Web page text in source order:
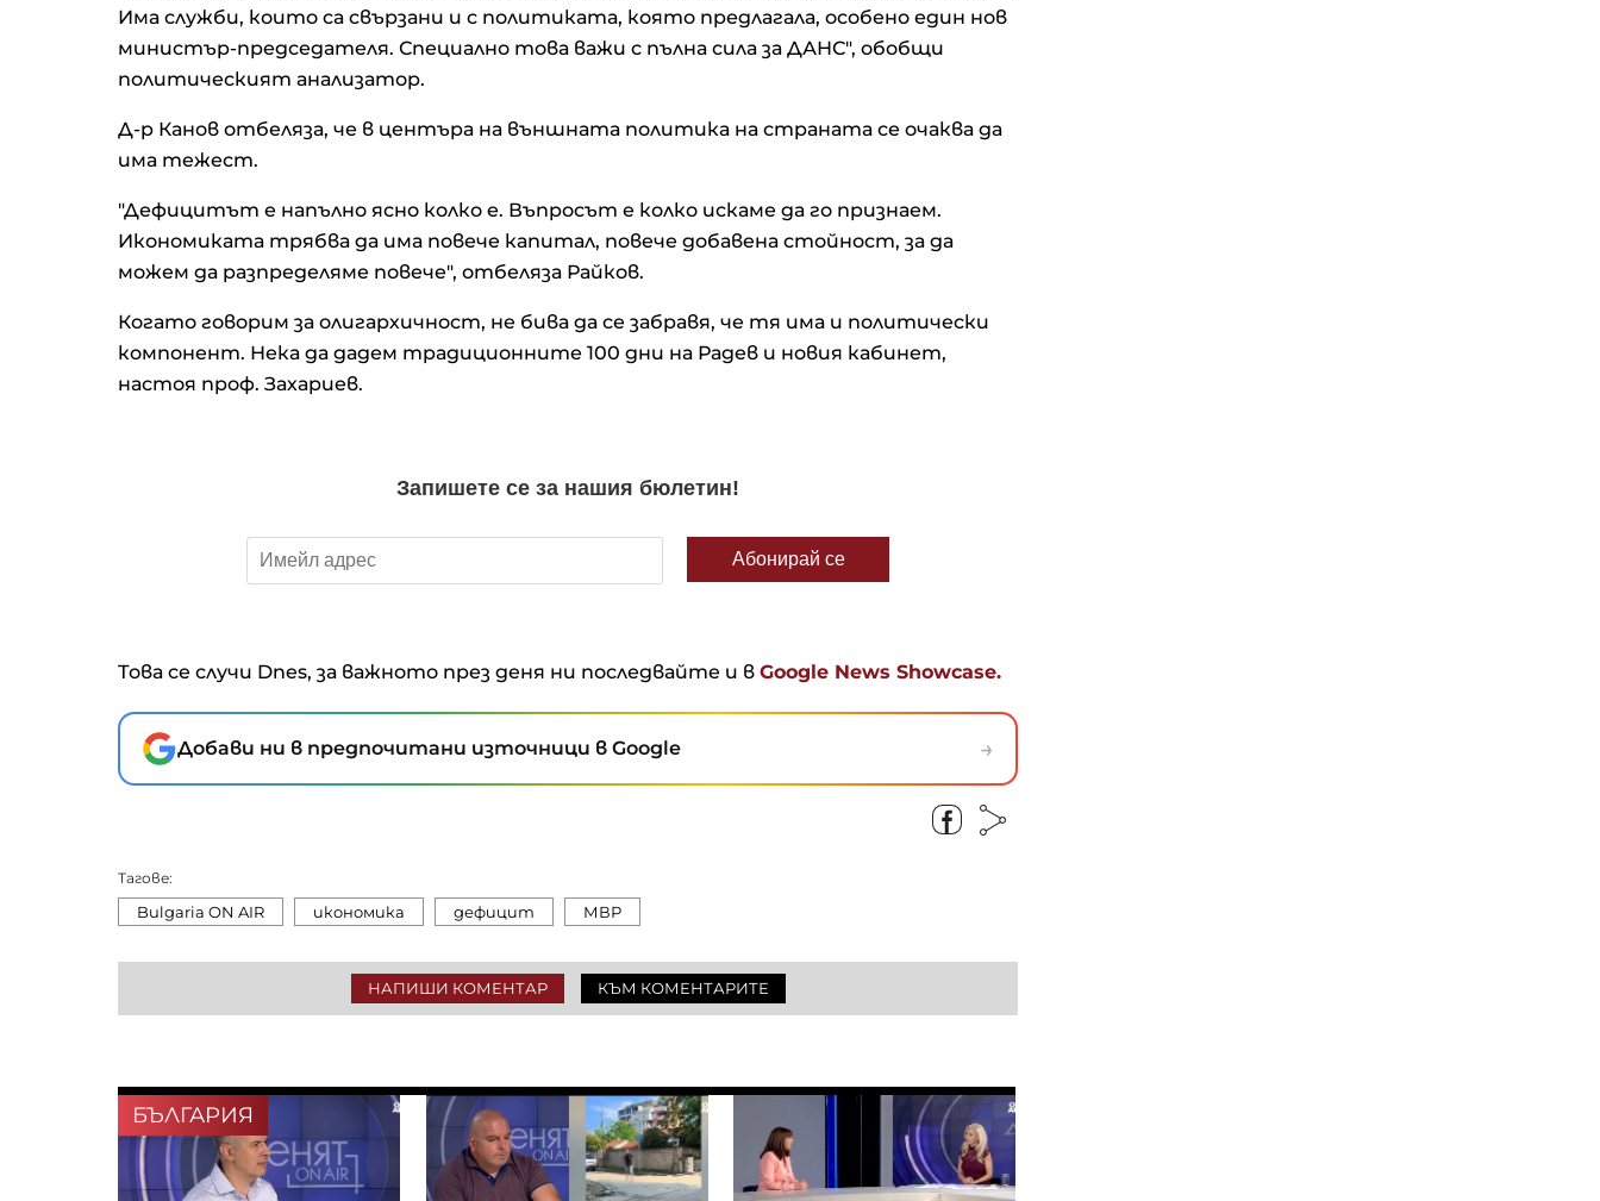
Има служби, които са свързани и с политиката, която предлагала, особено един нов
министър-председателя. Специално това важи с пълна сила за ДАНС", обобщи
политическият анализатор.
Д-р Канов отбеляза, че в центъра на външната политика на страната се очаква да
има тежест.
"Дефицитът е напълно ясно колко е. Въпросът е колко искаме да го признаем.
Икономиката трябва да има повече капитал, повече добавена стойност, за да
можем да разпределяме повече", отбеляза Райков.
Когато говорим за олигархичност, не бива да се забравя, че тя има и политически
компонент. Нека да дадем традиционните 100 дни на Радев и новия кабинет,
настоя проф. Захариев.
Това се случи Dnes, за важното през деня ни последвайте и в Google News Showcase.
Добави ни в предпочитани източници в Google →
Тагове:
Bulgaria ON AIR икономика дефицит МВР
НАПИШИ КОМЕНТАР КЪМ КОМЕНТАРИТЕ
БЪЛГАРИЯ